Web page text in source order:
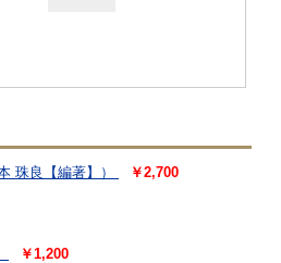
珠良【編著】）
￥2,700
￥1,200